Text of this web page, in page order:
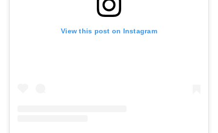
View this post on Instagram